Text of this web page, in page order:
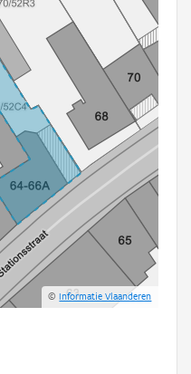
©Informatie Vlaanderen